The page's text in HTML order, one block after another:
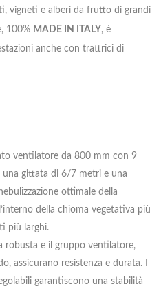
vigneti e alberi da frutto di grandi
100% MADE IN ITALY, è
anche con trattrici di
ventilatore da 800 mm con 9
una gittata di 6/7 metri e una
ottimale della
della chioma vegetativa più
più larghi.
robusta e il gruppo ventilatore,
assicurano resistenza e durata. I
garantiscono una stabilità